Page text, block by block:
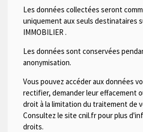
Les données collectées seront
uniquement aux seuls destinataires
IMMOBILIER .
Les données sont conservées
anonymisation.
Vous pouvez accéder aux données
rectifier, demander leur effacement
droit à la limitation du traitement de
Consultez le site cnil.fr pour plus
droits.